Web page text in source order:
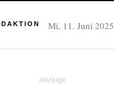
Mi, 11. Juni 2025